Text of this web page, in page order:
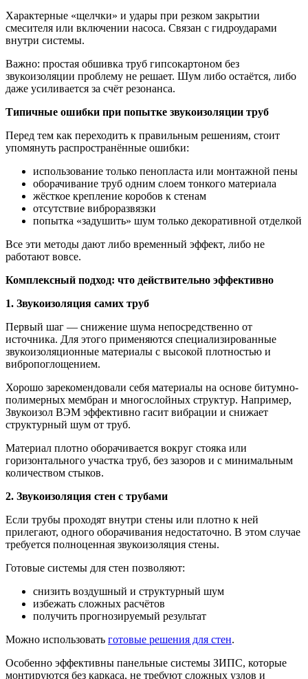
Характерные «щелчки» и удары при резком закрытии
смесителя или включении насоса. Связан с гидроударами
внутри системы.
Важно: простая обшивка труб гипсокартоном без
звукоизоляции проблему не решает. Шум либо остаётся, либо
даже усиливается за счёт резонанса.
Типичные ошибки при попытке звукоизоляции труб
Перед тем как переходить к правильным решениям, стоит
упомянуть распространённые ошибки:
использование только пенопласта или монтажной пены
оборачивание труб одним слоем тонкого материала
жёсткое крепление коробов к стенам
отсутствие виброразвязки
попытка «задушить» шум только декоративной отделкой
Все эти методы дают либо временный эффект, либо не
работают вовсе.
Комплексный подход: что действительно эффективно
1. Звукоизоляция самих труб
Первый шаг — снижение шума непосредственно от
источника. Для этого применяются специализированные
звукоизоляционные материалы с высокой плотностью и
вибропоглощением.
Хорошо зарекомендовали себя материалы на основе битумно-
полимерных мембран и многослойных структур. Например,
Звукоизол ВЭМ эффективно гасит вибрации и снижает
структурный шум от труб.
Материал плотно оборачивается вокруг стояка или
горизонтального участка труб, без зазоров и с минимальным
количеством стыков.
2. Звукоизоляция стен с трубами
Если трубы проходят внутри стены или плотно к ней
прилегают, одного оборачивания недостаточно. В этом случае
требуется полноценная звукоизоляция стены.
Готовые системы для стен позволяют:
снизить воздушный и структурный шум
избежать сложных расчётов
получить прогнозируемый результат
Можно использовать готовые решения для стен.
Особенно эффективны панельные системы ЗИПС, которые
монтируются без каркаса, не требуют сложных узлов и